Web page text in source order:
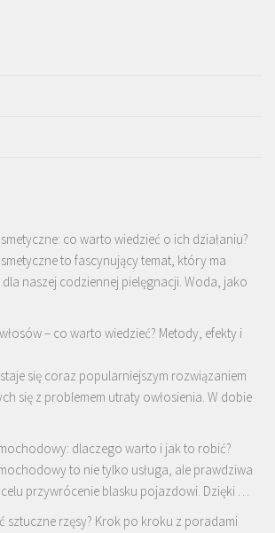
co warto wiedzieć o ich działaniu?
to fascynujący temat, który ma
naszej codziennej pielęgnacji. Woda, jako
– co warto wiedzieć? Metody, efekty i
się coraz popularniejszym rozwiązaniem
się z problemem utraty owłosienia. W dobie
dlaczego warto i jak to robić?
to nie tylko usługa, ale prawdziwa
przywrócenie blasku pojazdowi. Dzięki …
sztuczne rzęsy? Krok po kroku z poradami